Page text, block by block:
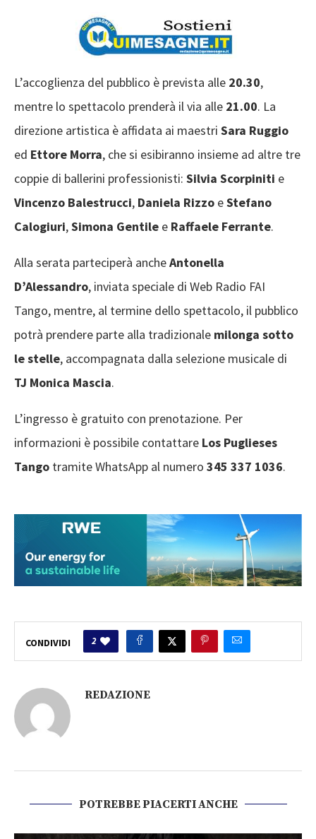
L’accoglienza del pubblico è prevista alle 20.30,
mentre lo spettacolo prenderà il via alle 21.00. La
direzione artistica è affidata ai maestri Sara Ruggio
ed Ettore Morra, che si esibiranno insieme ad altre tre
coppie di ballerini professionisti: Silvia Scorpiniti e
Vincenzo Balestrucci, Daniela Rizzo eStefano
Calogiuri,Simona Gentile e Raffaele Ferrante.
Alla serata parteciperà ancheAntonella
D’Alessandro, inviata speciale di Web Radio FAI
Tango, mentre, al termine dello spettacolo, il pubblico
potrà prendere parte alla tradizionale milonga sotto
le stelle, accompagnata dalla selezione musicale di
TJ Monica Mascia.
L’ingresso è gratuito con prenotazione. Per
informazioni è possibile contattare Los Puglieses
Tango tramite WhatsApp al numero 345 337 1036.
CONDIVIDI 2
REDAZIONE
POTREBBE PIACERTI ANCHE